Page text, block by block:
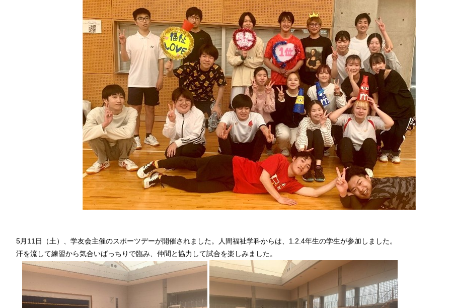
5月11日（土）、学友会主催のスポーツデーが開催されました。人間福祉学科からは、1.2.4年生の学生が参加しました。
汗を流して練習から気合いばっちりで臨み、仲間と協力して試合を楽しみました。